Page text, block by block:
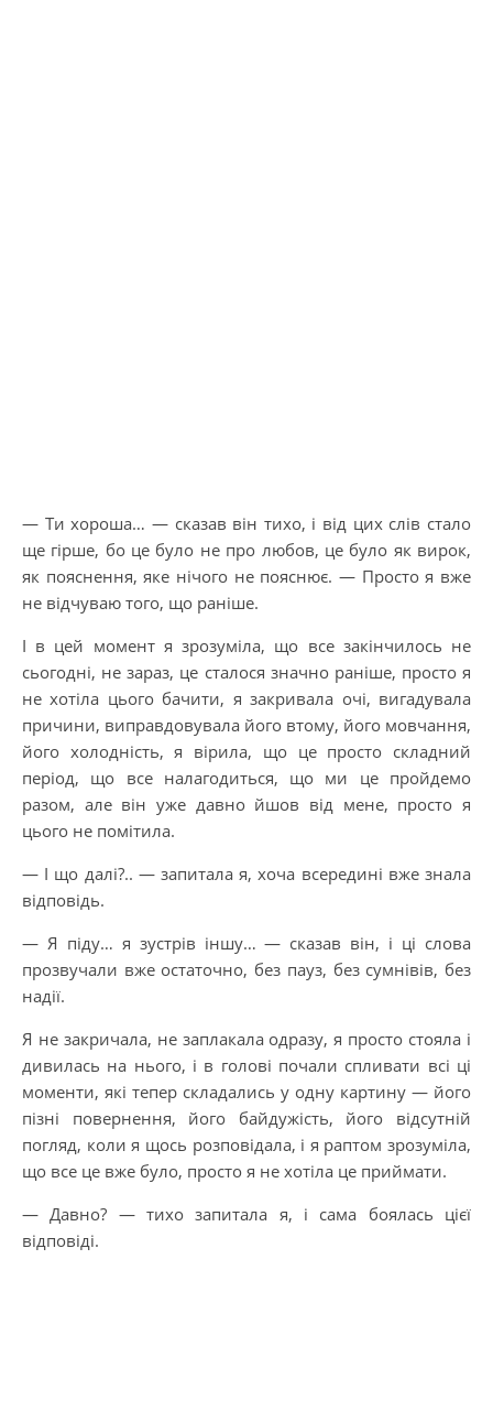
— Ти хороша… — сказав він тихо, і від цих слів стало
ще гірше, бо це було не про любов, це було як вирок,
як пояснення, яке нічого не пояснює. — Просто я вже
не відчуваю того, що раніше.
І в цей момент я зрозуміла, що все закінчилось не
сьогодні, не зараз, це сталося значно раніше, просто я
не хотіла цього бачити, я закривала очі, вигадувала
причини, виправдовувала його втому, його мовчання,
його холодність, я вірила, що це просто складний
період, що все налагодиться, що ми це пройдемо
разом, але він уже давно йшов від мене, просто я
цього не помітила.
— І що далі?.. — запитала я, хоча всередині вже знала
відповідь.
— Я піду… я зустрів іншу… — сказав він, і ці слова
прозвучали вже остаточно, без пауз, без сумнівів, без
надії.
Я не закричала, не заплакала одразу, я просто стояла і
дивилась на нього, і в голові почали спливати всі ці
моменти, які тепер складались у одну картину — його
пізні повернення, його байдужість, його відсутній
погляд, коли я щось розповідала, і я раптом зрозуміла,
що все це вже було, просто я не хотіла це приймати.
— Давно? — тихо запитала я, і сама боялась цієї
відповіді.